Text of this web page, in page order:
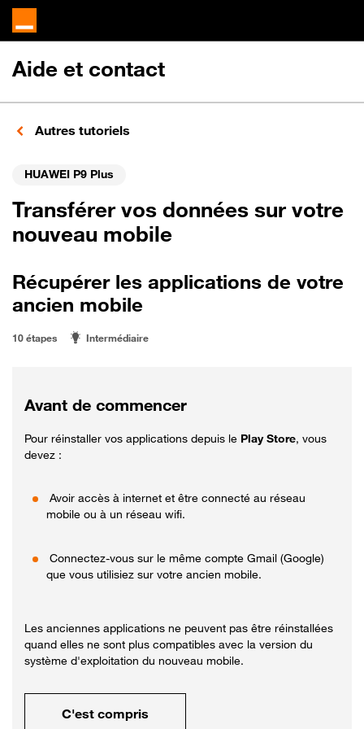
Aide et contact
Autres tutoriels
HUAWEI P9 Plus
Transférer vos données sur votre
nouveau mobile
Récupérer les applications de votre
ancien mobile
10 étapes Intermédiaire
Avant de commencer
Pour réinstaller vos applications depuis le Play Store, vous
devez :
Avoir accès à internet et être connecté au réseau
mobile ou à un réseau wifi.
Connectez-vous sur le même compte Gmail (Google)
que vous utilisiez sur votre ancien mobile.
Les anciennes applications ne peuvent pas être réinstallées
quand elles ne sont plus compatibles avec la version du
système d'exploitation du nouveau mobile.
C'est compris